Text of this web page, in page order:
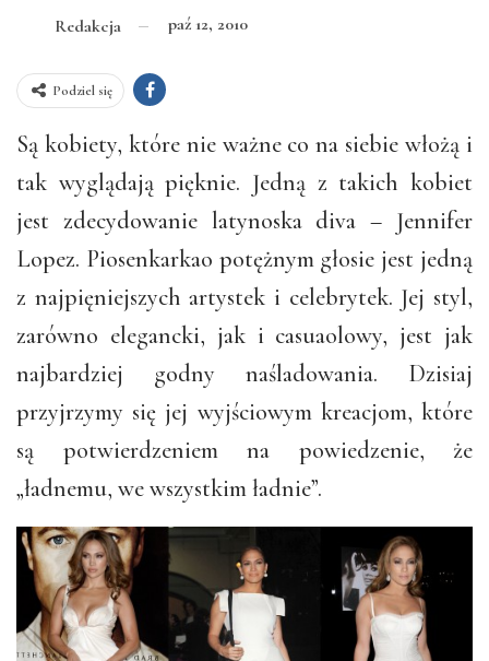
Redakcja paź 12, 2010
Podziel się
Są kobiety, które nie ważne co na siebie włożą i
tak wyglądają pięknie. Jedną z takich kobiet
jest zdecydowanie latynoska diva – Jennifer
Lopez. Piosenkarkao potężnym głosie jest jedną
z najpięniejszych artystek i celebrytek. Jej styl,
zarówno elegancki, jak i casuaolowy, jest jak
najbardziej godny naśladowania. Dzisiaj
przyjrzymy się jej wyjściowym kreacjom, które
są potwierdzeniem na powiedzenie, że
„ładnemu, we wszystkim ładnie”.